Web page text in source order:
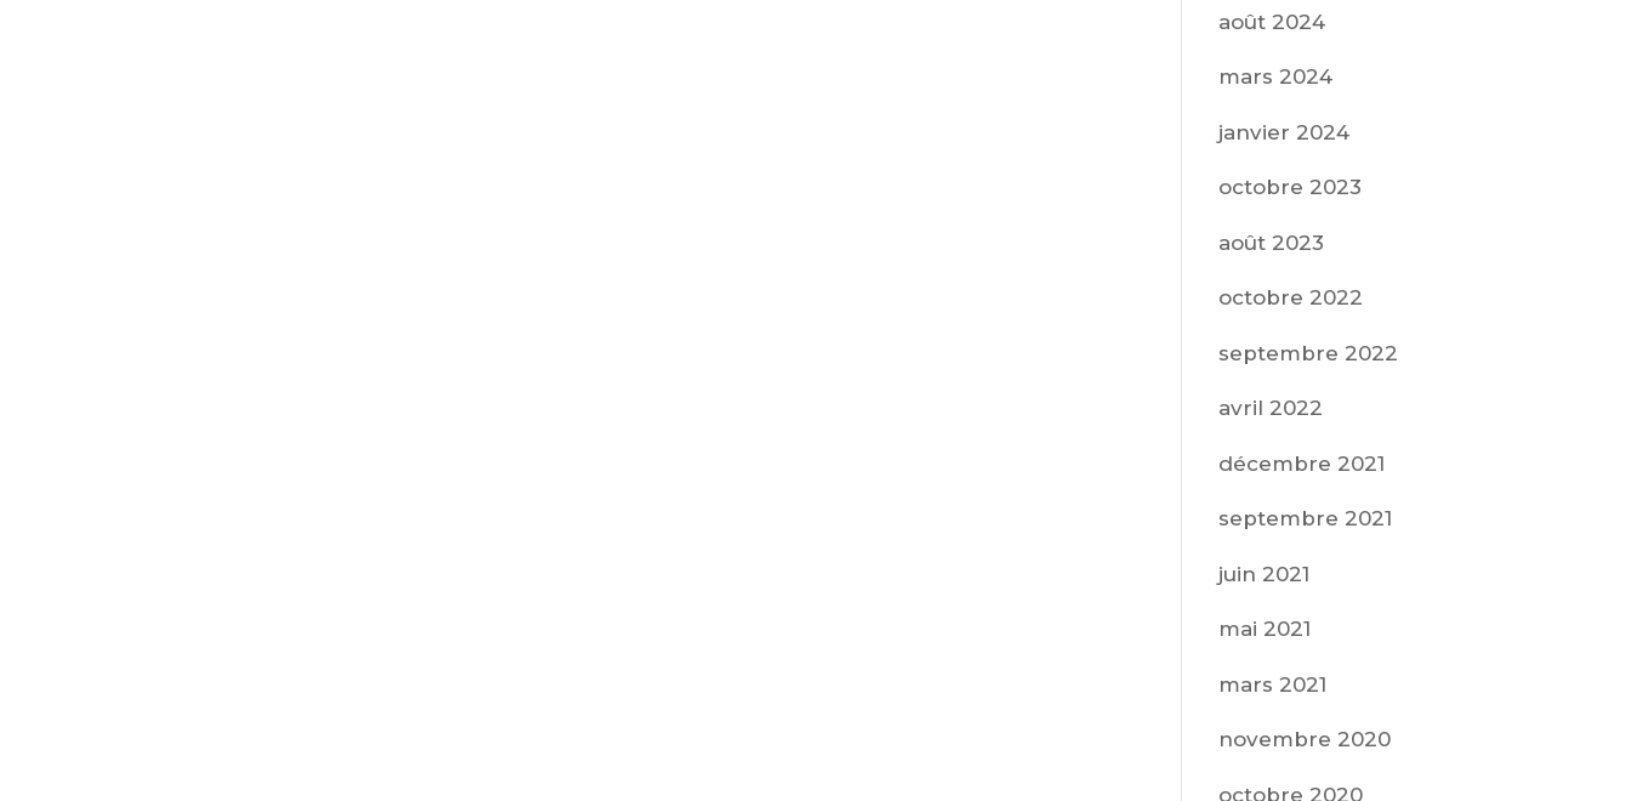
août 2024
mars 2024
janvier 2024
octobre 2023
août 2023
octobre 2022
septembre 2022
avril 2022
décembre 2021
septembre 2021
juin 2021
mai 2021
mars 2021
novembre 2020
octobre 2020